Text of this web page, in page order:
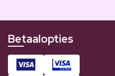
Betaalopties